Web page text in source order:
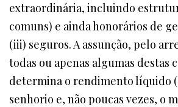
extraordinária, incluindo
comuns) e ainda honorários de
(iii) seguros. A assunção, pelo
todas ou apenas algumas destas
determina o rendimento líquido
senhorio e, não poucas vezes, o